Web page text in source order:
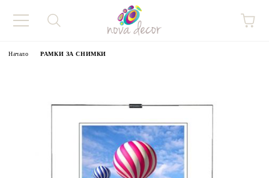
Начало РАМКИ ЗА СНИМКИ